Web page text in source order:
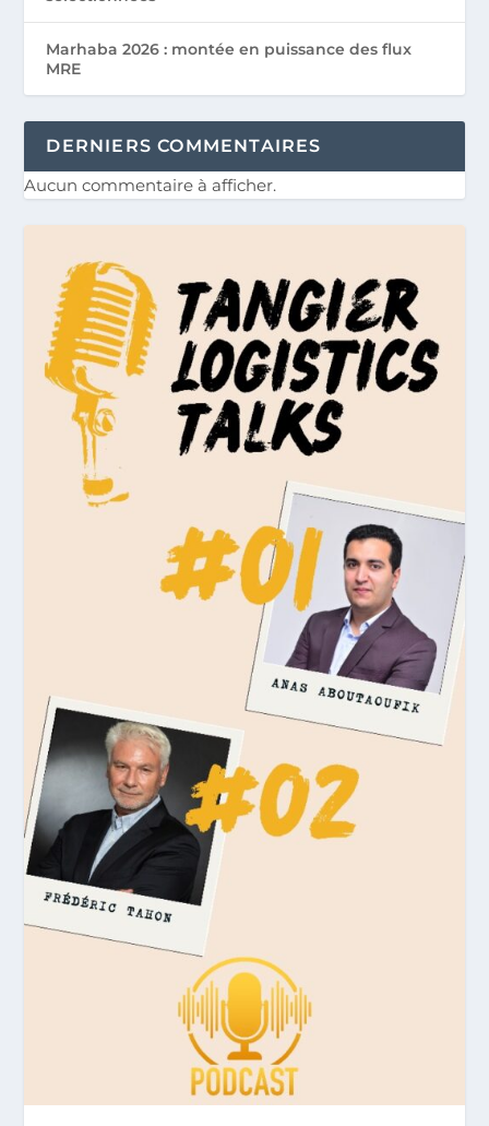
Marhaba 2026 : montée en puissance des flux
MRE
DERNIERS COMMENTAIRES
Aucun commentaire à afficher.